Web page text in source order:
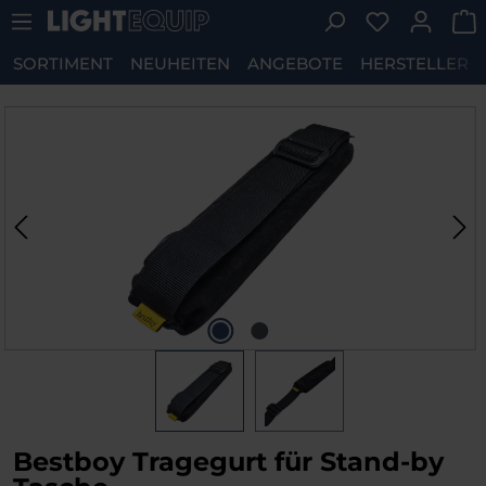
Zum Hauptinhalt springen Du hast 0
SORTIMENT NEUHEITEN ANGEBOTE HERSTELLER
Bestboy Tragegurt für Stand-by